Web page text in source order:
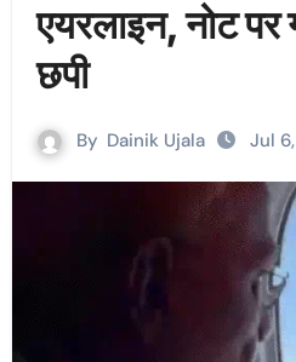
एयरलाइन, नोट
छपी
By Dainik Ujala Jul